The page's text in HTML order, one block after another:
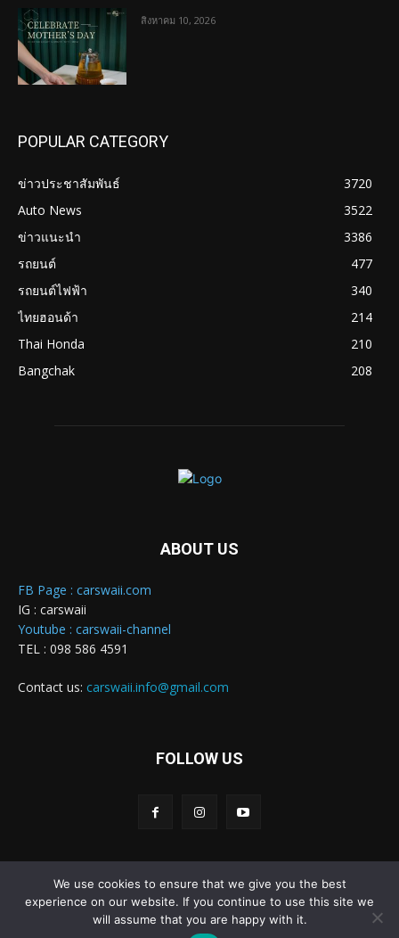
สิงหาคม 10, 2026
POPULAR CATEGORY
ข่าวประชาสัมพันธ์
3720
Auto News
3522
ข่าวแนะนำ
3386
รถยนต์
477
รถยนต์ไฟฟ้า
340
ไทยฮอนด้า
214
Thai Honda
210
Bangchak
208
ABOUT US
FB Page : carswaii.com
IG : carswaii
Youtube : carswaii-channel
TEL : 098 586 4591
Contact us: carswaii.info@gmail.com
FOLLOW US
Carswaii © Copyright All right reserved
Review&Test
We use cookies to ensure that we give you the best
experience on our website. If you continue to use this site we
will assume that you are happy with it.